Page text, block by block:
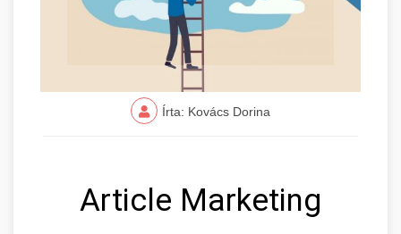
Írta: Kovács Dorina
Article Marketing